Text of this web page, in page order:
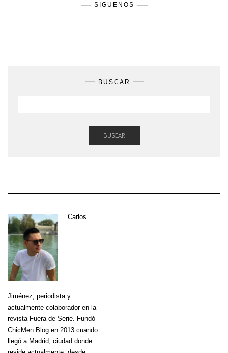
SIGUENOS
BUSCAR
BUSCAR
Carlos
Jiménez , periodista y
actualmente colaborador en la
revista Fuera de Serie. Fundó
ChicMen Blog en 2013 cuando
llegó a Madrid, ciudad donde